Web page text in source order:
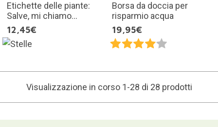
Etichette delle piante:
Salve, mi chiamo...
12,45€
Borsa da doccia per
risparmio acqua
19,95€
Visualizzazione in corso 1-28 di 28 prodotti